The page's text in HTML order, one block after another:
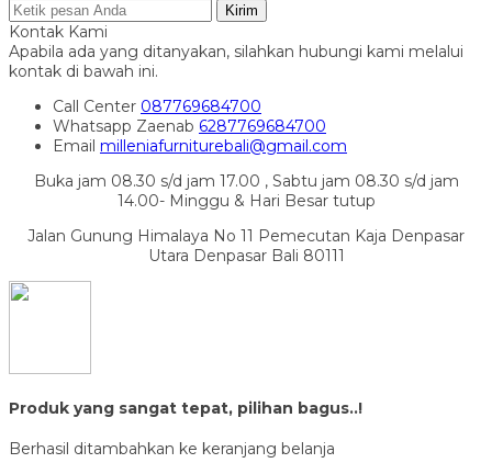
Kirim
Kontak Kami
Apabila ada yang ditanyakan, silahkan hubungi kami melalui
kontak di bawah ini.
Call Center 087769684700
Whatsapp Zaenab 6287769684700
Email milleniafurniturebali@gmail.com
Buka jam 08.30 s/d jam 17.00 , Sabtu jam 08.30 s/d jam
14.00- Minggu & Hari Besar tutup
Jalan Gunung Himalaya No 11 Pemecutan Kaja Denpasar
Utara Denpasar Bali 80111
Produk yang sangat tepat, pilihan bagus..!
Berhasil ditambahkan ke keranjang belanja